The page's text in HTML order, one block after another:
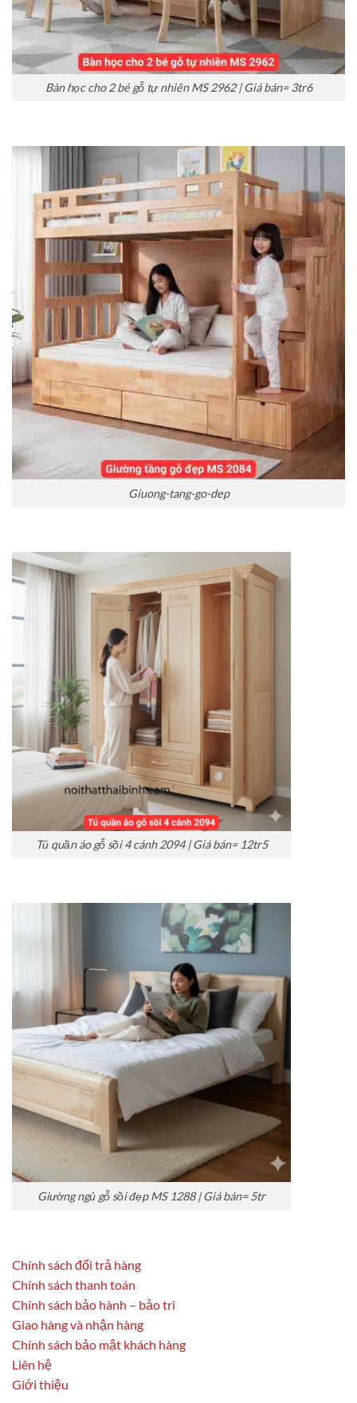
Bàn học cho 2 bé gỗ tự nhiên MS 2962 | Giá bán= 3tr6
Giuong-tang-go-dep
Tủ quần áo gỗ sồi 4 cánh 2094 | Giá bán= 12tr5
Giường ngủ gỗ sồi đẹp MS 1288 | Giá bán= 5tr
Chính sách đổi trả hàng
Chính sách thanh toán
Chính sách bảo hành – bảo trì
Giao hàng và nhận hàng
Chính sách bảo mật khách hàng
Liên hệ
Giới thiệu